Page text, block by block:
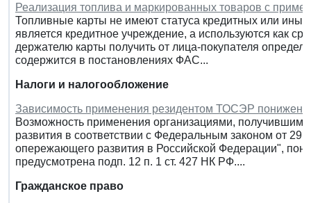
Реализация топлива и маркированных товаров с
Топливные карты не имеют статуса кредитных или
является кредитное учреждение, а используются как
держателю карты получить от лица-покупателя
содержится в постановлениях ФАС...
Налоги и налогообложение
Зависимость применения резидентом ТОСЭР
Возможность применения организациями,
развития в соответствии с Федеральным законом от
опережающего развития в Российской Федерации",
предусмотрена подп. 12 п. 1 ст. 427 НК РФ....
Гражданское право